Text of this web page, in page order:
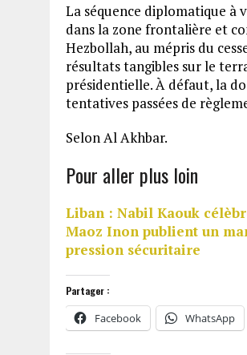
La séquence diplomatique à
dans la zone frontalière et
Hezbollah, au mépris du
résultats tangibles sur le
présidentielle. À défaut, la
tentatives passées de
Selon Al Akhbar.
Pour aller plus loin
Liban : Nabil Kaouk
Maoz Inon publient un
pression sécuritaire
Partager :
Facebook WhatsApp